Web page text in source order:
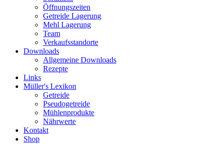
Öffnungszeiten
Getreide Lagerung
Mehl Lagerung
Team
Verkaufsstandorte
Downloads
Allgemeine Downloads
Rezepte
Links
Müller's Lexikon
Getreide
Pseudogetreide
Mühlenprodukte
Nährwerte
Kontakt
Shop